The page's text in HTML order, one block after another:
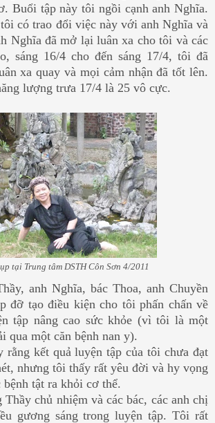
Buổi tập này tôi ngồi cạnh anh Nghĩa.
có trao đổi việc này với anh Nghĩa và
Nghĩa đã mở lại luân xa cho tôi và các
sáng 16/4 cho đến sáng 17/4, tôi đã
xa quay và mọi cảm nhận đã tốt lên.
lượng trưa 17/4 là 25 vô cực.
tại Trung tâm DSTH Côn Sơn 4/2011
anh Nghĩa, bác Thoa, anh Chuyền
đỡ tạo điều kiện cho tôi phấn chấn về
tập nâng cao sức khỏe (vì tôi là một
qua một căn bệnh nan y).
rằng kết quả luyện tập của tôi chưa đạt
nhưng tôi thấy rất yêu đời và hy vọng
tật ra khỏi cơ thể.
chủ nhiệm và các bác, các anh chị
gương sáng trong luyện tập. Tôi rất